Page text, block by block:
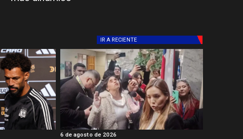
IR A RECIENTE
6 de agosto de 2026